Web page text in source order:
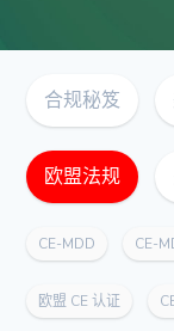
合规秘笈
欧盟法规
CE-MDD CE-
欧盟 CE 认证